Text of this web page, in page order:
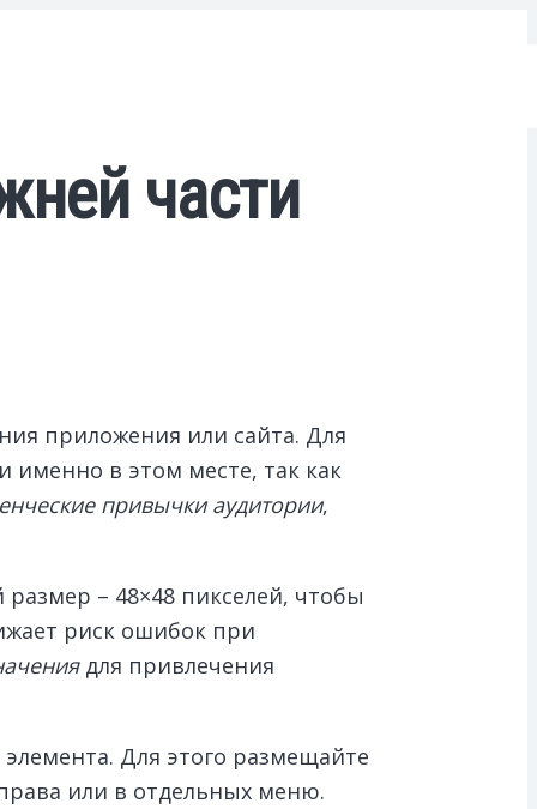
части
приложения или сайта. Для
в этом месте, так как
привычки аудитории,
– 48×48 пикселей, чтобы
риск ошибок при
для привлечения
Для этого размещайте
или в отдельных меню.